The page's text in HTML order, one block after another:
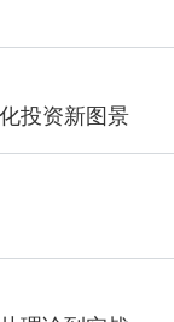
投资新图景